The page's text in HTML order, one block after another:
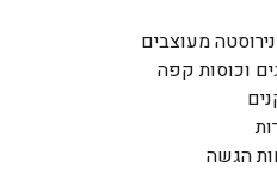
מעוצבים
וכוסות קפה
הגשה